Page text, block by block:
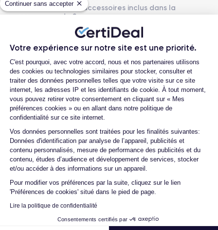
Continuer sans accepter
Votre expérience sur notre site est une priorité.
Plateforme de Gestion du
C'est pourquoi, avec votre accord, nous et nos partenaires utilisons
des cookies ou technologies similaires pour stocker, consulter et
traiter des données personnelles telles que votre visite sur ce site
internet, les adresses IP et les identifiants de cookie. À tout moment,
vous pouvez retirer votre consentement en cliquant sur « Mes
préférences cookies » ou en allant dans notre politique de
confidentialité sur ce site internet.
Vos données personnelles sont traitées pour les finalités suivantes:
Données d'identification par analyse de l’appareil, publicités et
contenu personnalisés, mesure de performance des publicités et du
contenu, études d’audience et développement de services, stocker
et/ou accéder à des informations sur un appareil.
Pour modifier vos préférences par la suite, cliquez sur le lien
'Préférences de cookies' situé dans le pied de page.
Lire la politique de confidentialité
Consentements certifiés par
Axeptio consent
6
Nom GPU
Apple GPU (3-Core)
Fréq. processeur
2.01 GHz
Caméra
12 MP
Caméra Frontale
7 MP
Résolution vidéo Recharge rapide
Batterie
2619 mAh
Dual SIM
Non
LTE/4G
Débloqué
Oui, tous opérateurs
Pour découvrir toutes les caractéristiques de ce smartphone,
Quels sont les accessoires inclus dans la
commande ?
Quelles garanties offrez-vous sur vos
Quels sont vos modes de paiement ?
Est-il possible de payer l'iPhone 8 Plus en
plusieurs fois ?
Que se passe-t-il après avoir passé la
commande ?
l'expédition ?
Quels sont les délais de livraison ?
Que se passe-t-il si je change d'avis
Comment demander un retour ?
Comment contacter le service client ?